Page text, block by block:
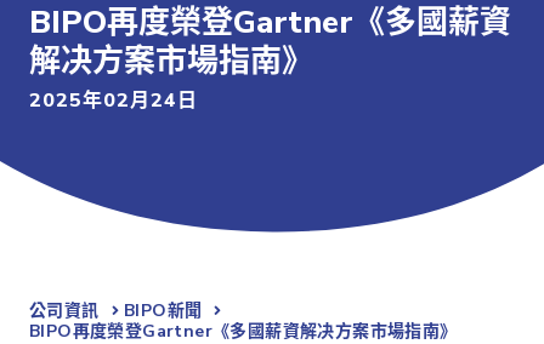
BIPO再度榮登Gartner《多國薪資
解决方案市場指南》
2025年02月24日
公司資訊
BIPO新聞​
BIPO再度榮登Gartner《多國薪資解决方案市場指南》